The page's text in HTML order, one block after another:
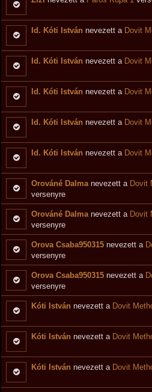
Id. Kóti István nevezett a Dovit
Id. Kóti István nevezett a Dovit
Id. Kóti István nevezett a Dovit
Id. Kóti István nevezett a Dovit
Id. Kóti István nevezett a Dovit
Orováné Dalma nevezett a Dovit
versenyre
Orováné Dalma nevezett a Dovit
versenyre
Orova Csaba950315 nevezett a
versenyre
Orova Csaba950315 nevezett a
versenyre
Kóti István nevezett a Dovit
Kóti István nevezett a Dovit
Kóti István nevezett a Dovit